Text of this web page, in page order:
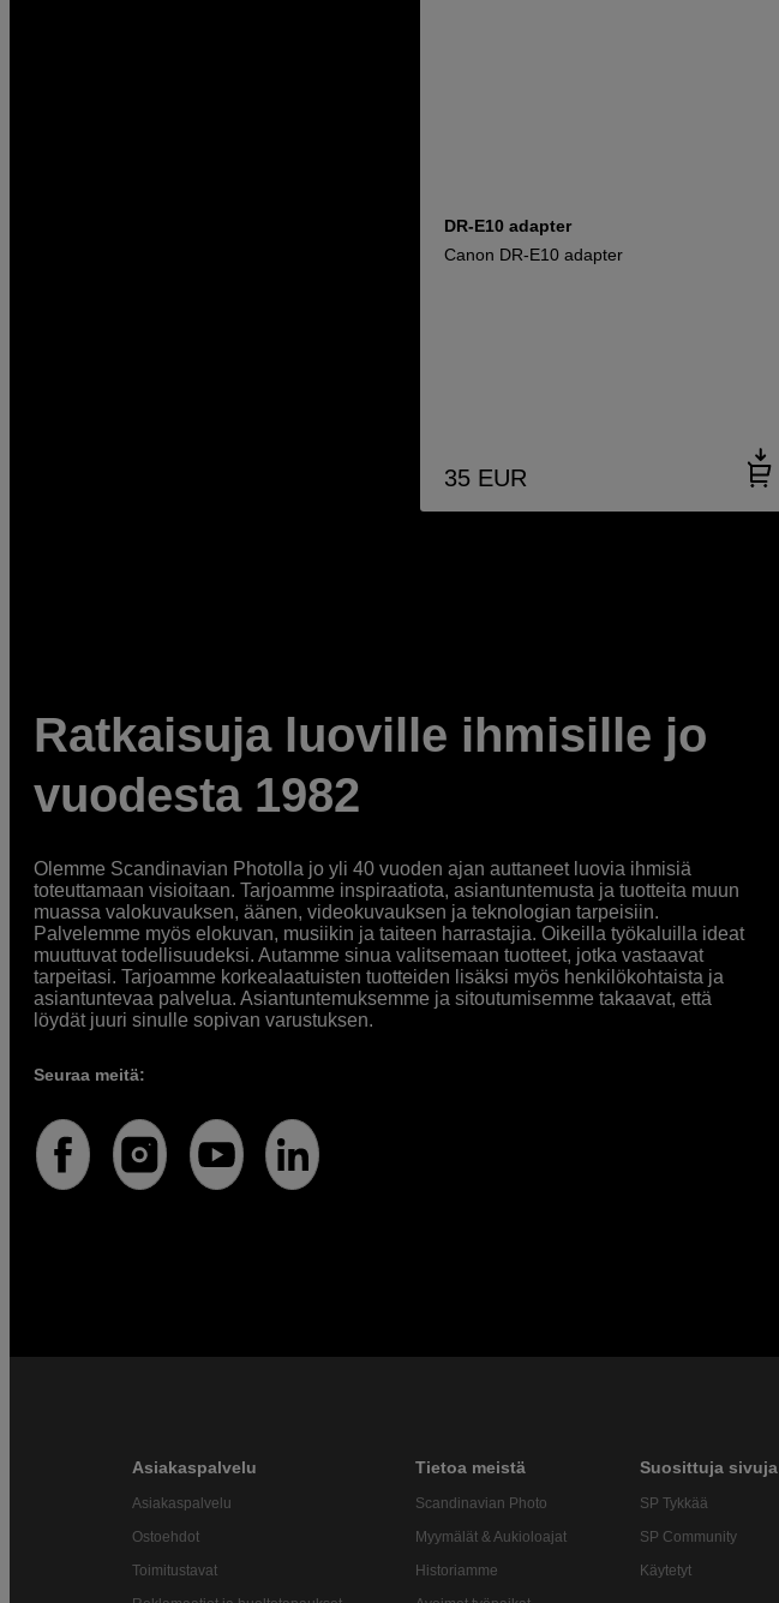
DR-E10 adapter
Canon DR-E10 adapter
35 EUR
Ratkaisuja luoville ihmisille jo
vuodesta 1982
Olemme Scandinavian Photolla jo yli 40 vuoden ajan auttaneet luovia ihmisiä
toteuttamaan visioitaan. Tarjoamme inspiraatiota, asiantuntemusta ja tuotteita muun
muassa valokuvauksen, äänen, videokuvauksen ja teknologian tarpeisiin.
Palvelemme myös elokuvan, musiikin ja taiteen harrastajia. Oikeilla työkaluilla ideat
muuttuvat todellisuudeksi. Autamme sinua valitsemaan tuotteet, jotka vastaavat
tarpeitasi. Tarjoamme korkealaatuisten tuotteiden lisäksi myös henkilökohtaista ja
asiantuntevaa palvelua. Asiantuntemuksemme ja sitoutumisemme takaavat, että
löydät juuri sinulle sopivan varustuksen.
Seuraa meitä:
Asiakaspalvelu
Asiakaspalvelu
Ostoehdot
Toimitustavat
Tietoa meistä
Scandinavian Photo
Myymälät & Aukioloajat
Historiamme
Suosittuja sivuja
SP Tykkää
SP Community
Käytetyt